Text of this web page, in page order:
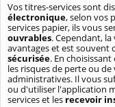
Vos titres-services sont
électronique, selon vos
services papier, ils vous
ouvrables. Cependant,
avantages et est souvent
sécurisée. En
les risques de perte ou
administratives. Il vous
ou d'utiliser l'application
services et les recevoir